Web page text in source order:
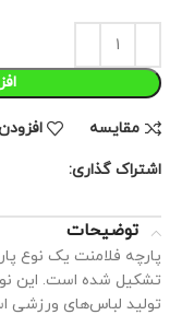
مقايسه
اشتراک گذاری:
توضیحات
پارچه فلامنت یک نوع
تشکیل شده است. این
تولید لباس‌های ورزشی